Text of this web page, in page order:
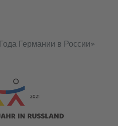
Германии в России»